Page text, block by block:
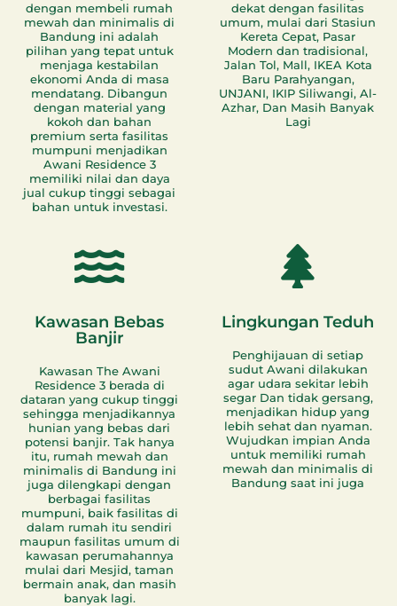
dengan membeli rumah
mewah dan minimalis di
Bandung ini adalah
pilihan yang tepat untuk
menjaga kestabilan
ekonomi Anda di masa
mendatang. Dibangun
dengan material yang
kokoh dan bahan
premium serta fasilitas
mumpuni menjadikan
Awani Residence 3
memiliki nilai dan daya
jual cukup tinggi sebagai
bahan untuk investasi.
dekat dengan fasilitas
umum, mulai dari Stasiun
Kereta Cepat, Pasar
Modern dan tradisional,
Jalan Tol, Mall, IKEA Kota
Baru Parahyangan,
UNJANI, IKIP Siliwangi, Al-
Azhar, Dan Masih Banyak
Lagi
Kawasan Bebas
Banjir
Kawasan The Awani
Residence 3 berada di
dataran yang cukup tinggi
sehingga menjadikannya
hunian yang bebas dari
potensi banjir. Tak hanya
itu, rumah mewah dan
minimalis di Bandung ini
juga dilengkapi dengan
berbagai fasilitas
mumpuni, baik fasilitas di
dalam rumah itu sendiri
maupun fasilitas umum di
kawasan perumahannya
mulai dari Mesjid, taman
bermain anak, dan masih
banyak lagi.
Lingkungan Teduh
Penghijauan di setiap
sudut Awani dilakukan
agar udara sekitar lebih
segar Dan tidak gersang,
menjadikan hidup yang
lebih sehat dan nyaman.
Wujudkan impian Anda
untuk memiliki rumah
mewah dan minimalis di
Bandung saat ini juga